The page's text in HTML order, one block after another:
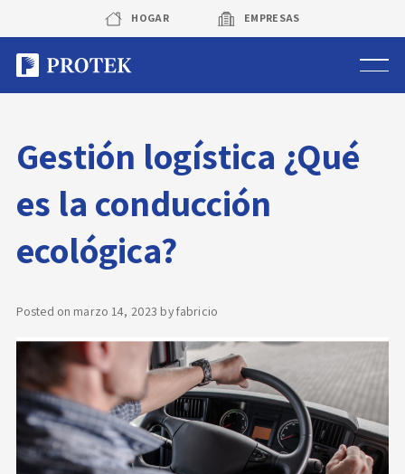
content
HOGAR EMPRESAS
Sistema de cámaras
Rastreo vehicular GPS
Protek Personas
Corredora de seguros
Sobre Protek
Trabaja con nosotros
Novedades
Gestión logística ¿Qué
es la conducción
ecológica?
Posted on marzo 14, 2023 byfabricio